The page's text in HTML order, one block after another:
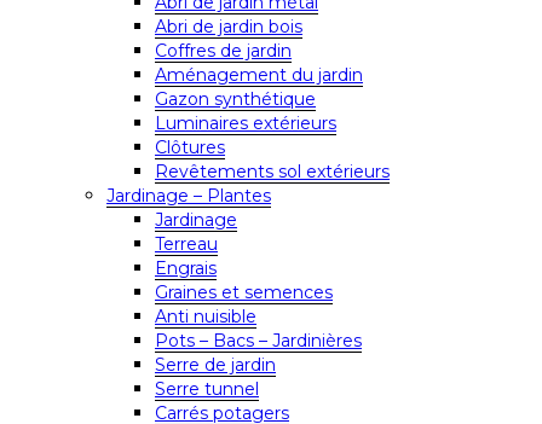
Abri de jardin bois
Coffres de jardin
Aménagement du jardin
Gazon synthétique
Luminaires extérieurs
Clôtures
Revêtements sol extérieurs
Jardinage – Plantes
Jardinage
Terreau
Engrais
Graines et semences
Anti nuisible
Pots – Bacs – Jardinières
Serre de jardin
Serre tunnel
Carrés potagers